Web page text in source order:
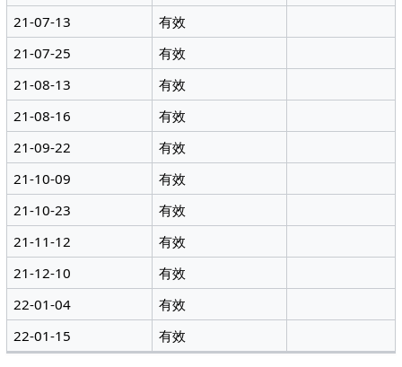
21-07-13
有效
21-07-25
有效
21-08-13
有效
21-08-16
有效
21-09-22
有效
21-10-09
有效
21-10-23
有效
21-11-12
有效
21-12-10
有效
22-01-04
有效
22-01-15
有效